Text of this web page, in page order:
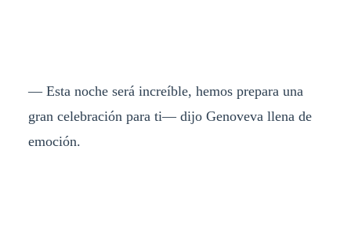
— Esta noche será increíble, hemos prepara una
gran celebración para ti— dijo Genoveva llena de
emoción.